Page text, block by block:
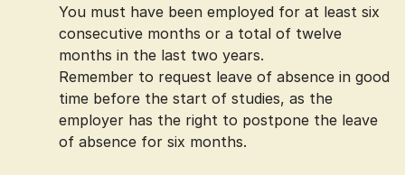
You must have been employed for at least six
consecutive months or a total of twelve
months in the last two years.
Remember to request leave of absence in good
time before the start of studies, as the
employer has the right to postpone the leave
of absence for six months.